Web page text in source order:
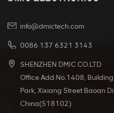
info@dmictech.com
0086 137 6321 3143
SHENZHEN DMIC CO.LTD
Office Add:No.1408,
Park, Xixiang Street Baoan
China(518102)